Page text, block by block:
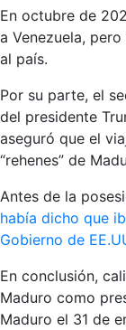
En octubre de
a Venezuela,
al país.
Por su parte, el
del presidente
aseguró que el
“rehenes” de
Antes de la
había dicho que
Gobierno de
En conclusión,
Maduro como
Maduro el 31 de